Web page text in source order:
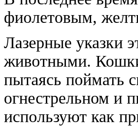
фиолетовым,
Лазерные указки
животными.
пытаясь поймать
огнестрельном и
используют как